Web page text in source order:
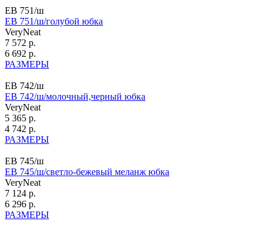
ЕВ 751/ш
ЕВ 751/ш/голубой юбка
VeryNeat
7 572 р.
6 692 р.
РАЗМЕРЫ
ЕВ 742/ш
ЕВ 742/ш/молочный,черный юбка
VeryNeat
5 365 р.
4 742 р.
РАЗМЕРЫ
ЕВ 745/ш
ЕВ 745/ш/светло-бежевый меланж юбка
VeryNeat
7 124 р.
6 296 р.
РАЗМЕРЫ